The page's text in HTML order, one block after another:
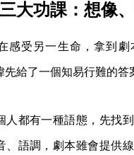
大功課：想像
感受另一生命，拿到劇
先給了一個知易行難的答
人都有一種語態，先找到
、語調，劇本雖會提供